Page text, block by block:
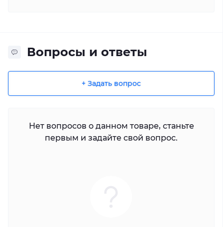
Вопросы и ответы
+ Задать вопрос
Нет вопросов о данном товаре, станьте
первым и задайте свой вопрос.